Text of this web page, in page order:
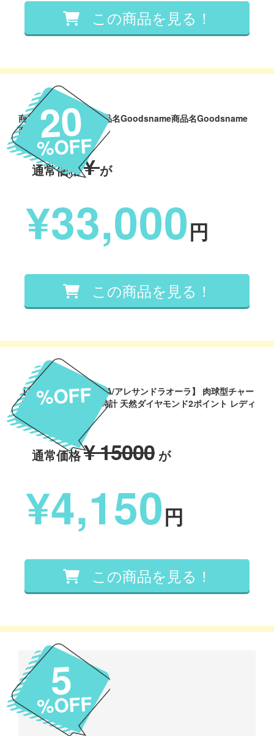
20
%OFF
商品名Goodsname商品名Goodsname商品名Goodsname
商品名Goodsname
通常価格¥が
¥33,000円
%OFF
【ALESSANDRA OLLA/アレサンドラオーラ】 肉球型チャー
ム付 ネコモチーフ 腕時計 天然ダイヤモンド2ポイント レディ
ース レ
通常価格¥ 15000 が
¥4,150円
5
%OFF